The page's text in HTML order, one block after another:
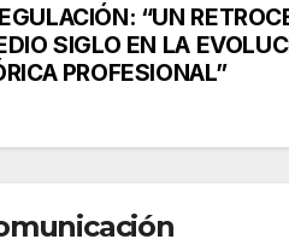
“UN
SIGLO EN LA
PROFESIONAL”